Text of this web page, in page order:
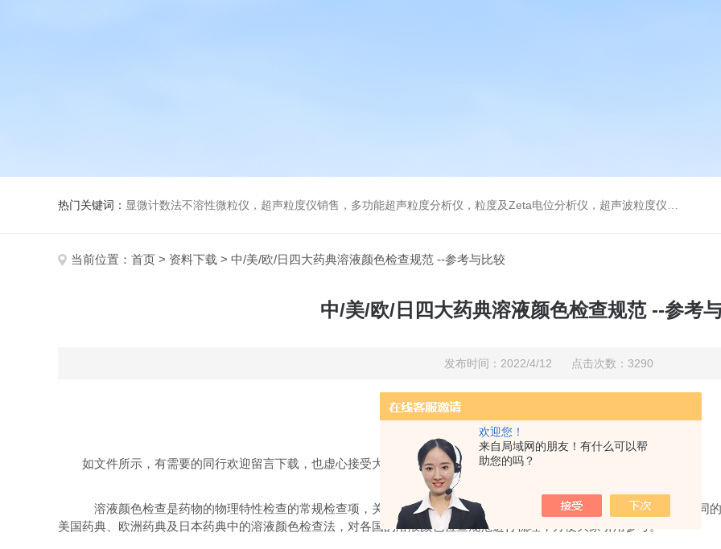
欢迎您！
来自局域网的朋友！有什么可以帮
助您的吗？
热门关键词： 显微计数法不溶性微粒仪，超声粒度仪销售，多功能超声粒度分析仪，粒度及Zeta电位分析仪，超声波粒度仪，澄清度检查专用伞棚灯，伞棚灯，超声粒度仪超声电位分析仪
当前位置： 首页 > 资料下载 > 中/美/欧/日四大药典溶液颜色检查规范 --参考与比较
中/美/欧/日四大药典溶液颜色检查规范 --参考
发布时间：2022/4/12 点击次数：3290
中/美
--参考与比较
如文件所示，有需要的同行欢迎留言下载，也虚心接受大家批评指正。
溶液颜色检查是药物的物理特性检查的常规检查项，关于溶液颜色检查法，各国药典均有进行描述，其中有一些相同
美国药典、欧洲药典及日本药典中的溶液颜色检查法，对各国的溶液颜色检查规范进行梳理，方便大家引用参考。